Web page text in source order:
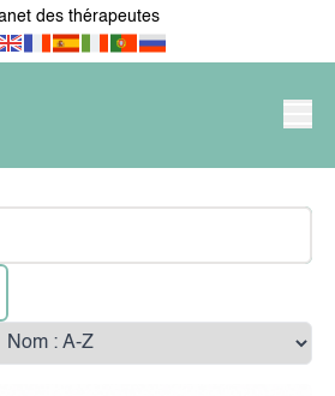
des thérapeutes
BOUTIQUE
HARMONIZER
APPARTEMENT/MA MAISON
by